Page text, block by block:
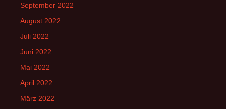
September 2022
August 2022
Juli 2022
Juni 2022
Mai 2022
April 2022
März 2022